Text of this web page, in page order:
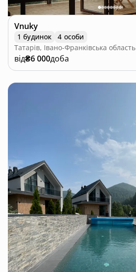
Vnuky
1 будинок
4 особи
Татарів, Івано-Франківська область
від₴6 000доба